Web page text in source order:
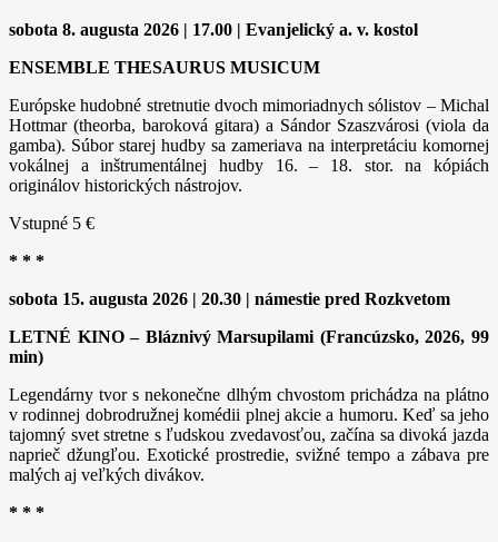
sobota 8. augusta 2026 | 17.00 | Evanjelický a. v. kostol
ENSEMBLE THESAURUS MUSICUM
Európske hudobné stretnutie dvoch mimoriadnych sólistov – Michal
Hottmar (theorba, baroková gitara) a Sándor Szaszvárosi (viola da
gamba). Súbor starej hudby sa zameriava na interpretáciu komornej
vokálnej a inštrumentálnej hudby 16. – 18. stor. na kópiách
originálov historických nástrojov.
Vstupné 5 €
* * *
sobota 15. augusta 2026 | 20.30 | námestie pred Rozkvetom
LETNÉ KINO – Bláznivý Marsupilami (Francúzsko, 2026, 99
min)
Legendárny tvor s nekonečne dlhým chvostom prichádza na plátno
v rodinnej dobrodružnej komédii plnej akcie a humoru. Keď sa jeho
tajomný svet stretne s ľudskou zvedavosťou, začína sa divoká jazda
naprieč džungľou. Exotické prostredie, svižné tempo a zábava pre
malých aj veľkých divákov.
* * *